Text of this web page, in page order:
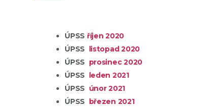
ÚPSS říjen 2020
ÚPSS listopad 2020
ÚPSS prosinec 2020
ÚPSS leden 2021
ÚPSS únor 2021
ÚPSS březen 2021